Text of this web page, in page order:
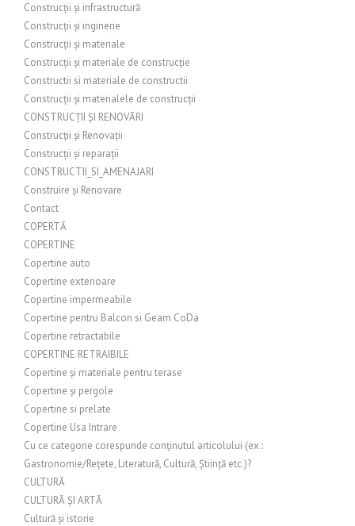
Construcții și infrastructură
Construcții și inginerie
Construcții și materiale
Construcții și materiale de construcție
Constructii si materiale de constructii
Construcții și materialele de construcții
CONSTRUCȚII ȘI RENOVĂRI
Construcții și Renovații
Construcții și reparații
CONSTRUCTII_SI_AMENAJARI
Construire și Renovare
Contact
COPERTĂ
COPERTINE
Copertine auto
Copertine exterioare
Copertine impermeabile
Copertine pentru Balcon si Geam CoDa
Copertine retractabile
COPERTINE RETRAIBILE
Copertine și materiale pentru terase
Copertine și pergole
Copertine si prelate
Copertine Usa Intrare
Cu ce categorie corespunde conținutul articolului (ex.:
Gastronomie/Rețete, Literatură, Cultură, Știință etc.)?
CULTURĂ
CULTURĂ ȘI ARTĂ
Cultură și istorie